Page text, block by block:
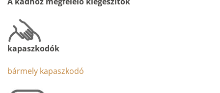
kapaszkodók
bármely kapaszkodó